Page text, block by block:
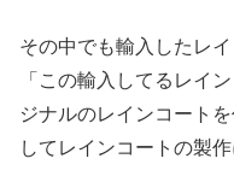
その中でも輸入したレ
「この輸入してるレイ
ジナルのレインコート
してレインコートの製